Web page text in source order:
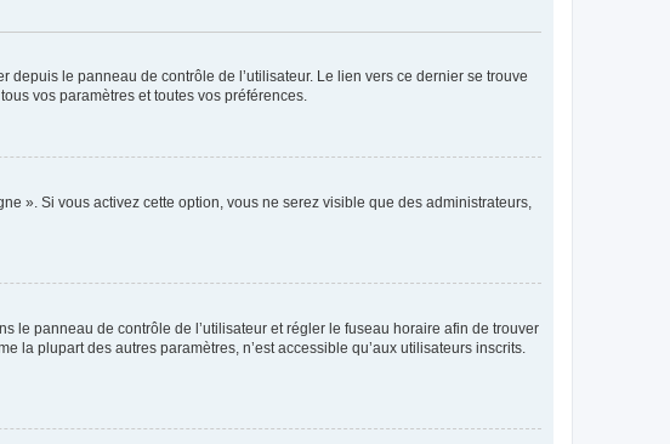
le panneau de contrôle de l’utilisateur. Le lien vers ce dernier se trouve
vos paramètres et toutes vos préférences.
». Si vous activez cette option, vous ne serez visible que des administrateurs,
le panneau de contrôle de l’utilisateur et régler le fuseau horaire afin de trouver
la plupart des autres paramètres, n’est accessible qu’aux utilisateurs inscrits.